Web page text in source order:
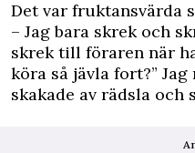
Det var fruktansvärda
– Jag bara skrek och
skrek till föraren när
köra så jävla fort?”
skakade av rädsla och